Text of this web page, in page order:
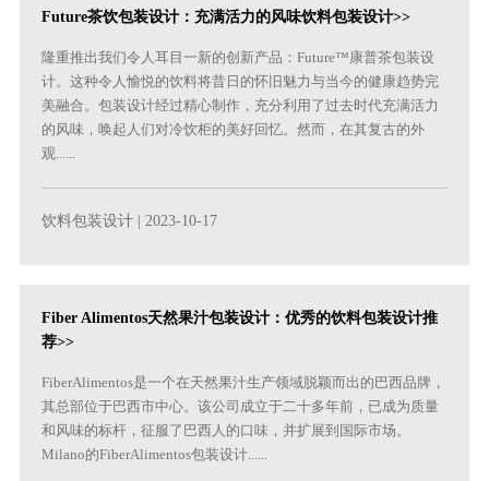
Future茶饮包装设计：充满活力的风味饮料包装设计>>
隆重推出我们令人耳目一新的创新产品：Future™康普茶包装设
计。这种令人愉悦的饮料将昔日的怀旧魅力与当今的健康趋势完
美融合。包装设计经过精心制作，充分利用了过去时代充满活力
的风味，唤起人们对冷饮柜的美好回忆。然而，在其复古的外
观......
饮料包装设计 | 2023-10-17
Fiber Alimentos天然果汁包装设计：优秀的饮料包装设计推
荐>>
FiberAlimentos是一个在天然果汁生产领域脱颖而出的巴西品牌，
其总部位于巴西市中心。该公司成立于二十多年前，已成为质量
和风味的标杆，征服了巴西人的口味，并扩展到国际市场。
Milano的FiberAlimentos包装设计......